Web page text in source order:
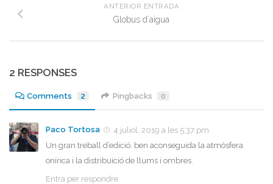
ANTERIOR ENTRADA
Globus d´aigua
2 RESPONSES
Comments 2 Pingbacks 0
Paco Tortosa
4 juliol, 2019 a les 5:37 pm
Un gran treball d’edició. ben aconseguida la atmòsfera
onírica i la distribuició de llums i ombres.
Entra per respondre